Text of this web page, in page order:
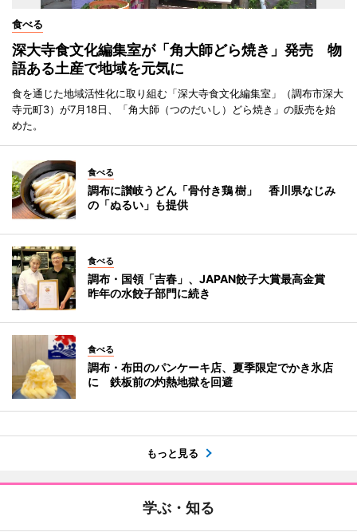
食べる
深大寺食文化編集室が「角大師どら焼き」発売 物
語ある土産で地域を元気に
食を通じた地域活性化に取り組む「深大寺食文化編集室」（調布市深大
寺元町3）が7月18日、「角大師（つのだいし）どら焼き」の販売を始
めた。
食べる
調布に讃岐うどん「骨付き鶏 樹」 香川県なじみ
の「ぬるい」も提供
食べる
調布・国領「吉春」、JAPAN餃子大賞最高金賞
昨年の水餃子部門に続き
食べる
調布・布田のパンケーキ店、夏季限定でかき氷店
に 鉄板前の灼熱地獄を回避
もっと見る
学ぶ・知る